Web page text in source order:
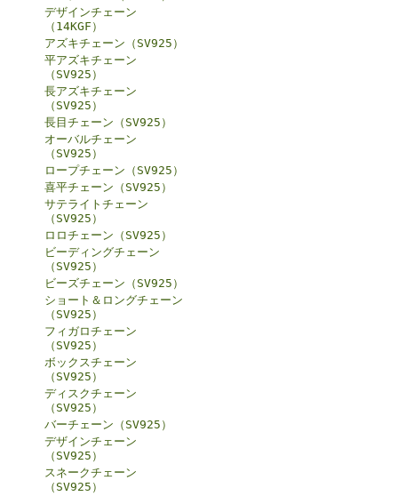
デザインチェーン
（14KGF）
アズキチェーン（SV925）
平アズキチェーン
（SV925）
長アズキチェーン
（SV925）
長目チェーン（SV925）
オーバルチェーン
（SV925）
ロープチェーン（SV925）
喜平チェーン（SV925）
サテライトチェーン
（SV925）
ロロチェーン（SV925）
ビーディングチェーン
（SV925）
ビーズチェーン（SV925）
ショート＆ロングチェーン
（SV925）
フィガロチェーン
（SV925）
ボックスチェーン
（SV925）
ディスクチェーン
（SV925）
バーチェーン（SV925）
デザインチェーン
（SV925）
スネークチェーン
（SV925）